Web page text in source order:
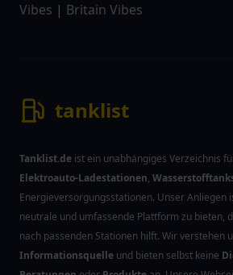
Vibes | Britain Vibes
tanklist
Tanklist.de ist ein unabhängiges Verzeichnis
Elektroauto-Ladestationen,
Energieversorgungsstationen. Unser Anliegen
neutrale und umfassende Plattform zu bieten,
nach passenden Stationen hilft. Wir verstehen
Informationsquelle und bieten selbst keine